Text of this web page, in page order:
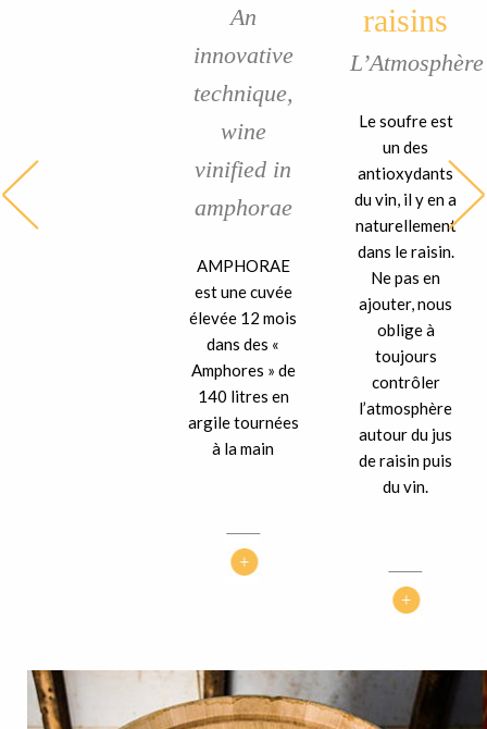
An
innovative
technique,
wine
vinified in
amphorae
AMPHORAE
est une cuvée
élevée 12 mois
dans des «
Amphores » de
140 litres en
argile tournées
à la main
raisins
L’Atmosphère
Le soufre est
un des
antioxydants
du vin, il y en a
naturellement
dans le raisin.
Ne pas en
ajouter, nous
oblige à
toujours
contrôler
l’atmosphère
autour du jus
de raisin puis
du vin.